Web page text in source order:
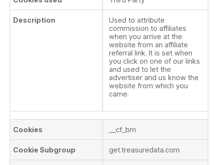
Used to attribute
commission to affiliates
when you arrive at the
website from an affiliate
referral link. It is set when
you click on one of our links
and used to let the
advertiser and us know the
website from which you
came.
__cf_bm
get.treasuredata.com